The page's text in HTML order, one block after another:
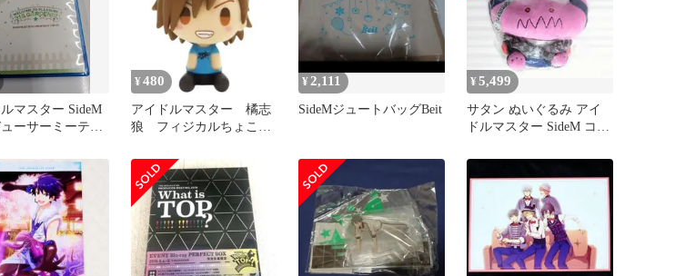
マスター SideM
ーサーミーティ
管理
05/31
¥ 480
アイドルマスター 橘志
狼 フィジカルちょこの
品 アイマス
¥2,111
SideMジュートバッグBeit
¥5,499
サタン ぬいぐるみ アイ
ドルマスター SideM コト